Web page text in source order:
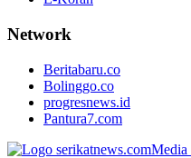
Network
Beritabaru.co
Bolinggo.co
progresnews.id
Pantura7.com